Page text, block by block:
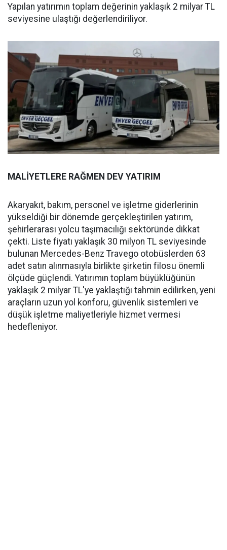
Yapılan yatırımın toplam değerinin yaklaşık 2 milyar TL
seviyesine ulaştığı değerlendiriliyor.
MALİYETLERE RAĞMEN DEV YATIRIM
Akaryakıt, bakım, personel ve işletme giderlerinin
yükseldiği bir dönemde gerçekleştirilen yatırım,
şehirlerarası yolcu taşımacılığı sektöründe dikkat
çekti. Liste fiyatı yaklaşık 30 milyon TL seviyesinde
bulunan Mercedes-Benz Travego otobüslerden 63
adet satın alınmasıyla birlikte şirketin filosu önemli
ölçüde güçlendi. Yatırımın toplam büyüklüğünün
yaklaşık 2 milyar TL'ye yaklaştığı tahmin edilirken, yeni
araçların uzun yol konforu, güvenlik sistemleri ve
düşük işletme maliyetleriyle hizmet vermesi
hedefleniyor.